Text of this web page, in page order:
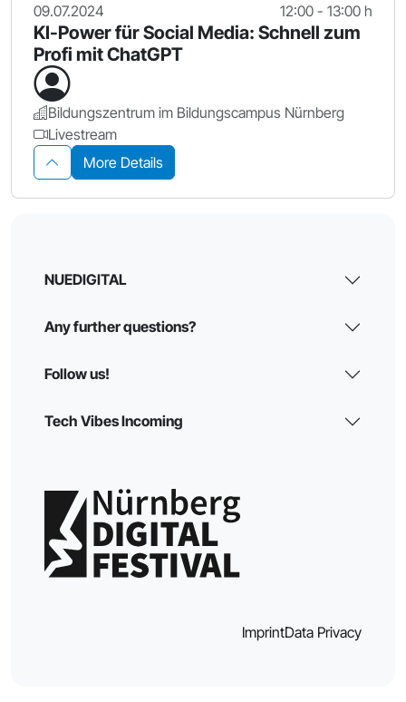
09.07.2024 12:00 - 13:00 h
KI-Power für Social Media: Schnell zum
Profi mit ChatGPT
Bildungszentrum im Bildungscampus Nürnberg
Livestream
More Details
NUEDIGITAL
Any further questions?
Follow us!
Tech Vibes Incoming
ImprintData Privacy